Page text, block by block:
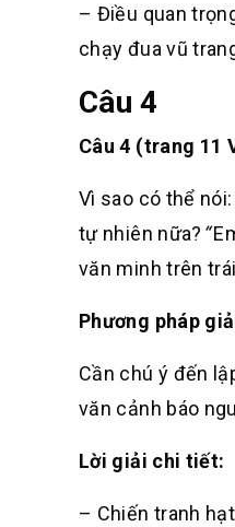
– Điều quan
chạy đua vũ
Câu 4
Câu 4 (trang 11
Vì sao có thể
tự nhiên nữa? “
văn minh trên
Phương pháp
Cần chú ý đến
văn cảnh báo
Lời giải chi tiết:
– Chiến tranh